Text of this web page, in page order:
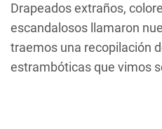
Drapeados extraños,
escandalosos llamaron
traemos una recopilación
estrambóticas que vimos